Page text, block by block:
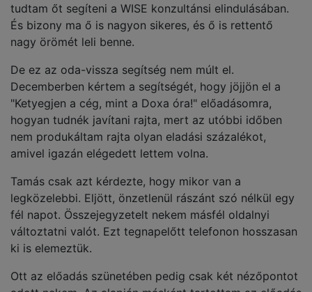
tudtam őt segíteni a WISE konzultánsi elindulásában.
És bizony ma ő is nagyon sikeres, és ő is rettentő
nagy örömét leli benne.
De ez az oda-vissza segítség nem múlt el.
Decemberben kértem a segítségét, hogy jöjjön el a
"Ketyegjen a cég, mint a Doxa óra!" előadásomra,
hogyan tudnék javítani rajta, mert az utóbbi időben
nem produkáltam rajta olyan eladási százalékot,
amivel igazán elégedett lettem volna.
Tamás csak azt kérdezte, hogy mikor van a
legközelebbi. Eljött, önzetlenül rászánt szó nélkül egy
fél napot. Összejegyzetelt nekem másfél oldalnyi
változtatni valót. Ezt tegnapelőtt telefonon hosszasan
ki is elemeztük.
Ott az előadás szünetében pedig csak két nézőpontot